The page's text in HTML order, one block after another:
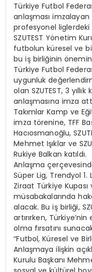
Türkiye Futbol
anlaşması imzalayan
profesyonel
SZUTEST Yönetim
futbolun küresel ve
bu iş birliğinin
Türkiye Futbol
uygunluk
olan SZUTEST, 3
anlaşmasına imza
Takımlar Kamp ve
imza törenine, TFF
Hacıosmanoğlu,
Mehmet Işıklar ve
Rukiye Balkan katıldı.
Anlaşma
Süper Lig, Trendyol 1.
Ziraat Türkiye
müsabakalarında
alacak. Bu iş birliği,
artırırken,
olma fırsatını
“Futbol, Küresel ve
Anlaşmaya ilişkin
Kurulu Başkanı